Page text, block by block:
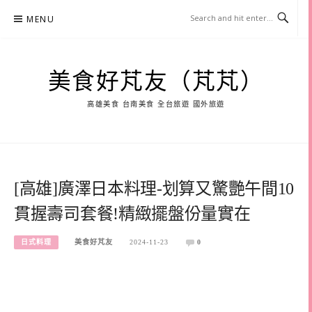
MENU
美食好芃友（芃芃）
高雄美食 台南美食 全台旅遊 國外旅遊
[高雄]廣澤日本料理-划算又驚艷午間10
貫握壽司套餐!精緻擺盤份量實在
日式料理 美食好芃友 2024-11-23 0